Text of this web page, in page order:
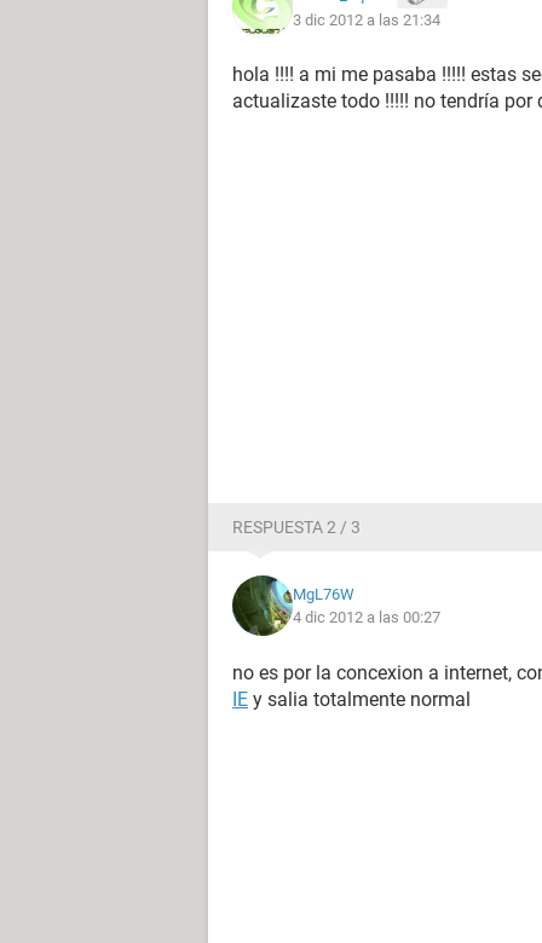
3 dic 2012 a las 21:34
hola !!!! a mi me pasaba !!!!! estas
actualizaste todo !!!!! no tendría por
RESPUESTA 2 / 3
MgL76W
4 dic 2012 a las 00:27
no es por la concexion a internet,
IE y salia totalmente normal